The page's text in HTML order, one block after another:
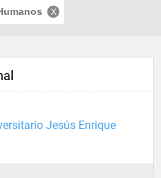
Jesús Enrique